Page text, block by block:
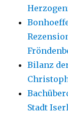
Bilanz
Stadt